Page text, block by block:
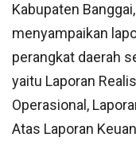
Kabupaten
menyampaikan
perangkat daerah
yaitu Laporan
Operasional,
Atas Laporan